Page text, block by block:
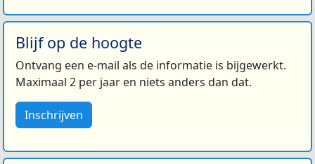
Blijf op de hoogte
Ontvang een e-mail als de informatie is bijgewerkt.
Maximaal 2 per jaar en niets anders dan dat.
Inschrijven